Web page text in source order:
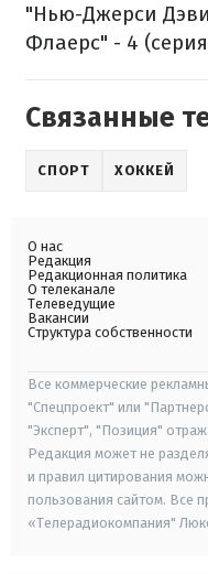
"Нью-Джерси
Флаерс" - 4
Связанные
СПОРТ ХОККЕЙ
О нас
Редакция
Редакционная политика
О телеканале
Телеведущие
Вакансии
Структура собственности
Все коммерческие
"Спецпроект" или
"Эксперт", "Позиция"
Редакция может не
и правил цитирования
пользования сайтом. Все
«Телерадиокомпания"